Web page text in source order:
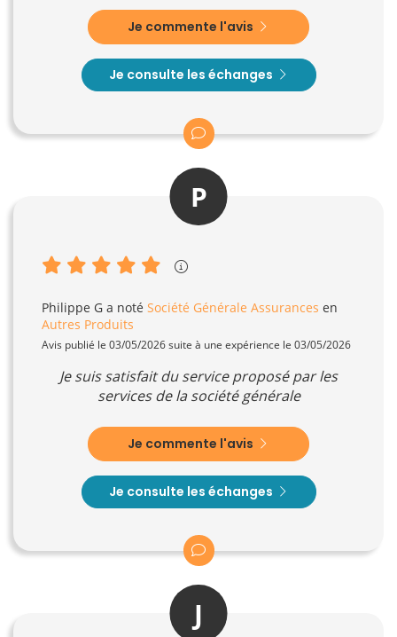
Je commente l'avis
Je consulte les échanges
P
Philippe G a noté Société Générale Assurances en
Autres Produits
Avis publié le 03/05/2026 suite à une expérience le 03/05/2026
Je suis satisfait du service proposé par les
services de la société générale
Je commente l'avis
Je consulte les échanges
J